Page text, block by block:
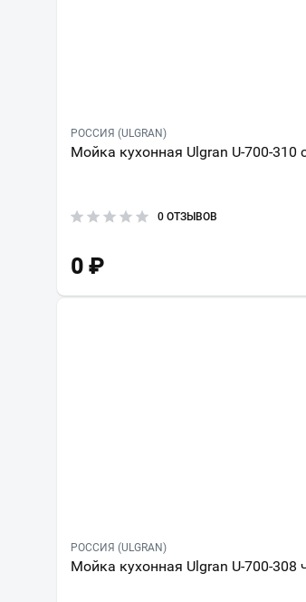
РОССИЯ (ULGRAN)
Мойка кухонная Ulgran U-700-310
0 ОТЗЫВОВ
0 ₽
РОССИЯ (ULGRAN)
Мойка кухонная Ulgran U-700-308